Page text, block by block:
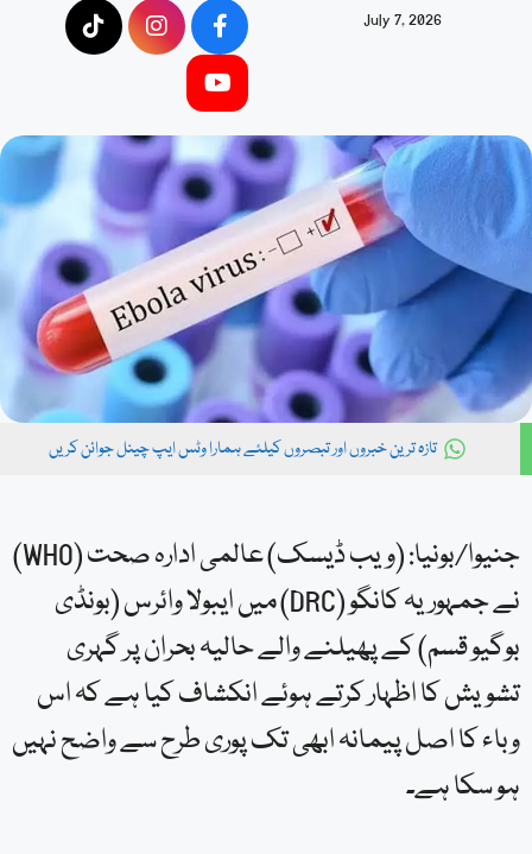
July 7, 2026
تازہ ترین خبروں اور تبصروں کیلئے ہمارا وٹس ایپ چینل جوائن کریں
جنیوا/بونیا: (ویب ڈیسک) عالمی ادارہ صحت (WHO)
نے جمہوریہ کانگو (DRC) میں ایبولا وائرس (بونڈی
بوگیو قسم) کے پھیلنے والے حالیہ بحران پر گہری
تشویش کا اظہار کرتے ہوئے انکشاف کیا ہے کہ اس
وباء کا اصل پیمانہ ابھی تک پوری طرح سے واضح نہیں
ہو سکا ہے۔